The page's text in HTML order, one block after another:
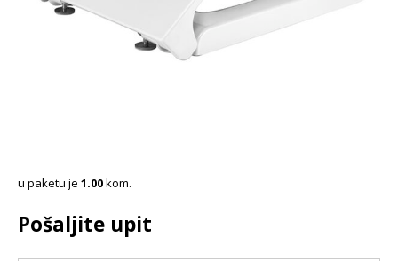
u paketu je 1.00kom.
Pošaljite upit